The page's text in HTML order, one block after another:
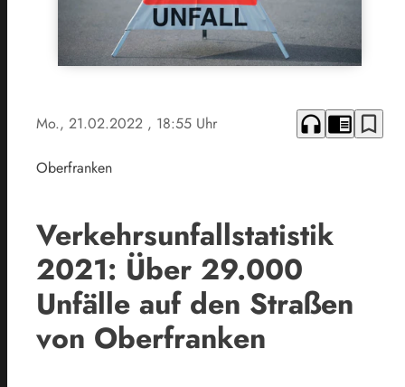
Mo., 21.02.2022 , 18:55 Uhr headphones chrome_reader_mode bookmark_border
Oberfranken
Verkehrsunfallstatistik
2021: Über 29.000
Unfälle auf den Straßen
von Oberfranken